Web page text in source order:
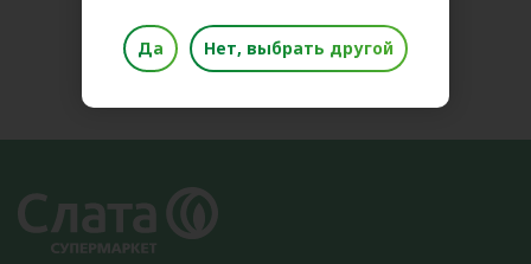
Да Нет, выбрать другой